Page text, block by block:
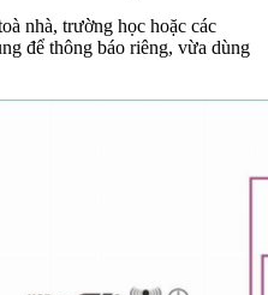
nhà, trường học hoặc các
để thông báo riêng, vừa dùng